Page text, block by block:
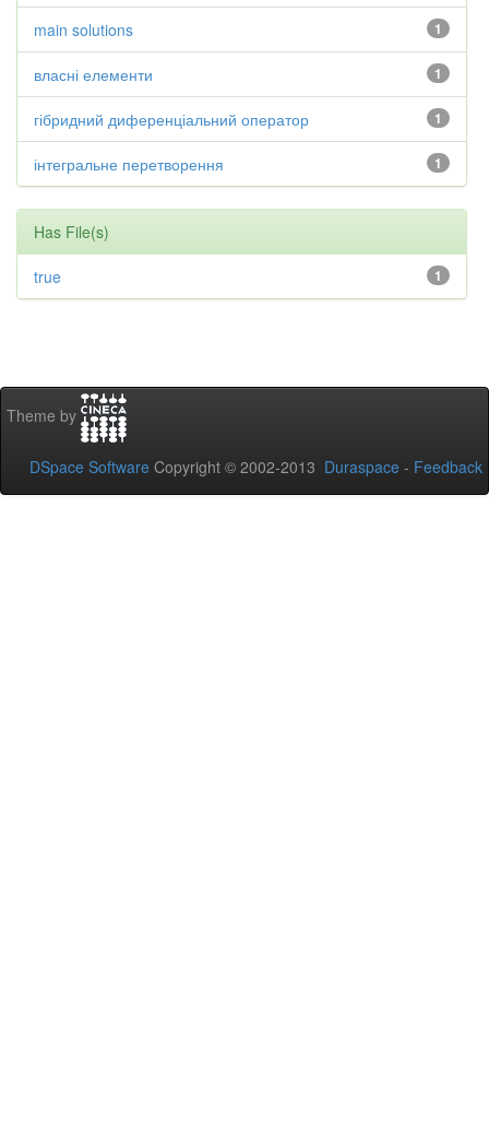
1
main solutions
1
власні елементи
1
гібридний диференціальний оператор
1
інтегральне перетворення
Has File(s)
1
true
Theme by
DSpace Software Copyright © 2002-2013 Duraspace - Feedback